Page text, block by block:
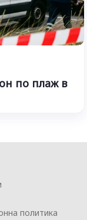
по плаж в
политика